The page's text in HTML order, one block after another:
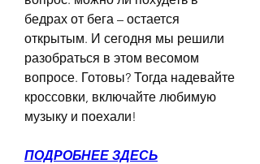
бедрах от бега – остается
открытым. И сегодня мы решили
разобраться в этом весомом
вопросе. Готовы? Тогда надевайте
кроссовки, включайте любимую
музыку и поехали!
ПОДРОБНЕЕ ЗДЕСЬ